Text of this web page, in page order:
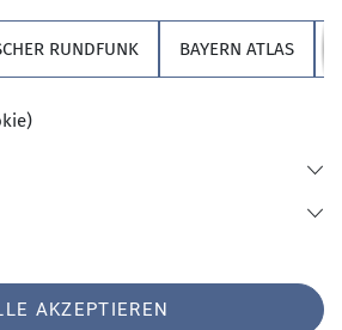
fand am 15. Mai statt, an dem
zerlegtem Bagger und
RUNDFUNK BAYERN ATLAS
AKZEPTIEREN